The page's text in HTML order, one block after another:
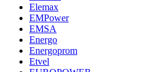
Elemax
EMPower
EMSA
Energo
Energoprom
Etvel